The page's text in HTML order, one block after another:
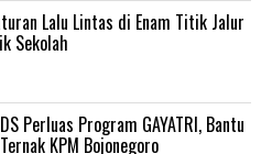
Lalu Lintas di Enam Titik Jalur
Sekolah
Perluas Program GAYATRI, Bantu
KPM Bojonegoro